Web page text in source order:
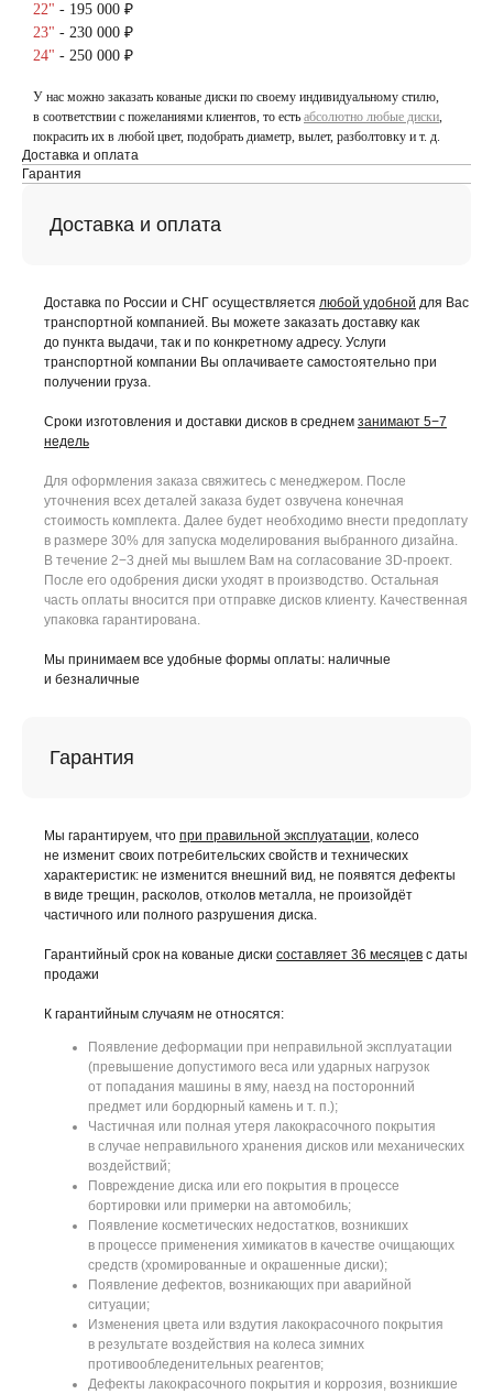
22" - 195 000 ₽
23" - 230 000 ₽
24" - 250 000 ₽
У нас можно заказать кованые диски по своему индивидуальному стилю,
в соответствии с пожеланиями клиентов, то есть абсолютно любые диски,
покрасить их в любой цвет, подобрать диаметр, вылет, разболтовку и т. д.
Доставка и оплата
Гарантия
Доставка и оплата
Доставка по России и СНГ осуществляется любой удобной для Вас
транспортной компанией. Вы можете заказать доставку как
до пункта выдачи, так и по конкретному адресу. Услуги
транспортной компании Вы оплачиваете самостоятельно при
получении груза.
Сроки изготовления и доставки дисков в среднем занимают 5−7
недель
Для оформления заказа свяжитесь с менеджером. После
уточнения всех деталей заказа будет озвучена конечная
стоимость комплекта. Далее будет необходимо внести предоплату
в размере 30% для запуска моделирования выбранного дизайна.
В течение 2−3 дней мы вышлем Вам на согласование 3D-проект.
После его одобрения диски уходят в производство. Остальная
часть оплаты вносится при отправке дисков клиенту. Качественная
упаковка гарантирована.
Мы принимаем все удобные формы оплаты: наличные
и безналичные
Гарантия
Мы гарантируем, что при правильной эксплуатации, колесо
не изменит своих потребительских свойств и технических
характеристик: не изменится внешний вид, не появятся дефекты
в виде трещин, расколов, отколов металла, не произойдёт
частичного или полного разрушения диска.
Гарантийный срок на кованые диски составляет 36 месяцев с даты
продажи
К гарантийным случаям не относятся:
Появление деформации при неправильной эксплуатации
(превышение допустимого веса или ударных нагрузок
от попадания машины в яму, наезд на посторонний
предмет или бордюрный камень и т. п.);
Частичная или полная утеря лакокрасочного покрытия
в случае неправильного хранения дисков или механических
воздействий;
Повреждение диска или его покрытия в процессе
бортировки или примерки на автомобиль;
Появление косметических недостатков, возникших
в процессе применения химикатов в качестве очищающих
средств (хромированные и окрашенные диски);
Появление дефектов, возникающих при аварийной
ситуации;
Изменения цвета или вздутия лакокрасочного покрытия
в результате воздействия на колеса зимних
противообледенительных реагентов;
Дефекты лакокрасочного покрытия и коррозия, возникшие